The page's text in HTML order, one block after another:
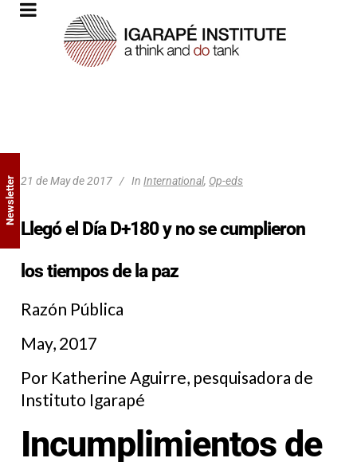
21 de May de 2017 In International, Op-eds
Llegó el Día D+180 y no se cumplieron
los tiempos de la paz
Razón Pública
May, 2017
Por Katherine Aguirre, pesquisadora de
Instituto Igarapé
Incumplimientos de
Newsletter